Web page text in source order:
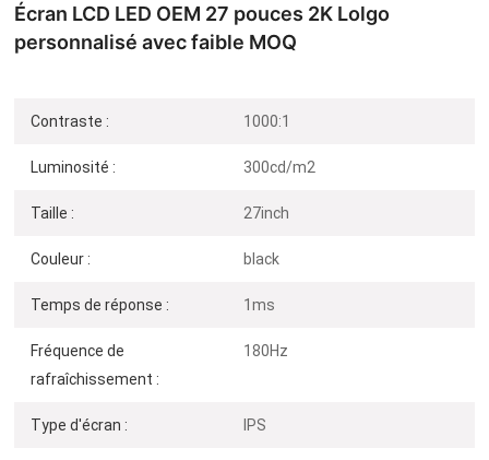
Écran LCD LED OEM 27 pouces 2K Lolgo
personnalisé avec faible MOQ
Contraste : 1000:1
Luminosité : 300cd/m2
Taille : 27inch
Couleur : black
Temps de réponse : 1ms
Fréquence de
rafraîchissement :
180Hz
Type d'écran : IPS